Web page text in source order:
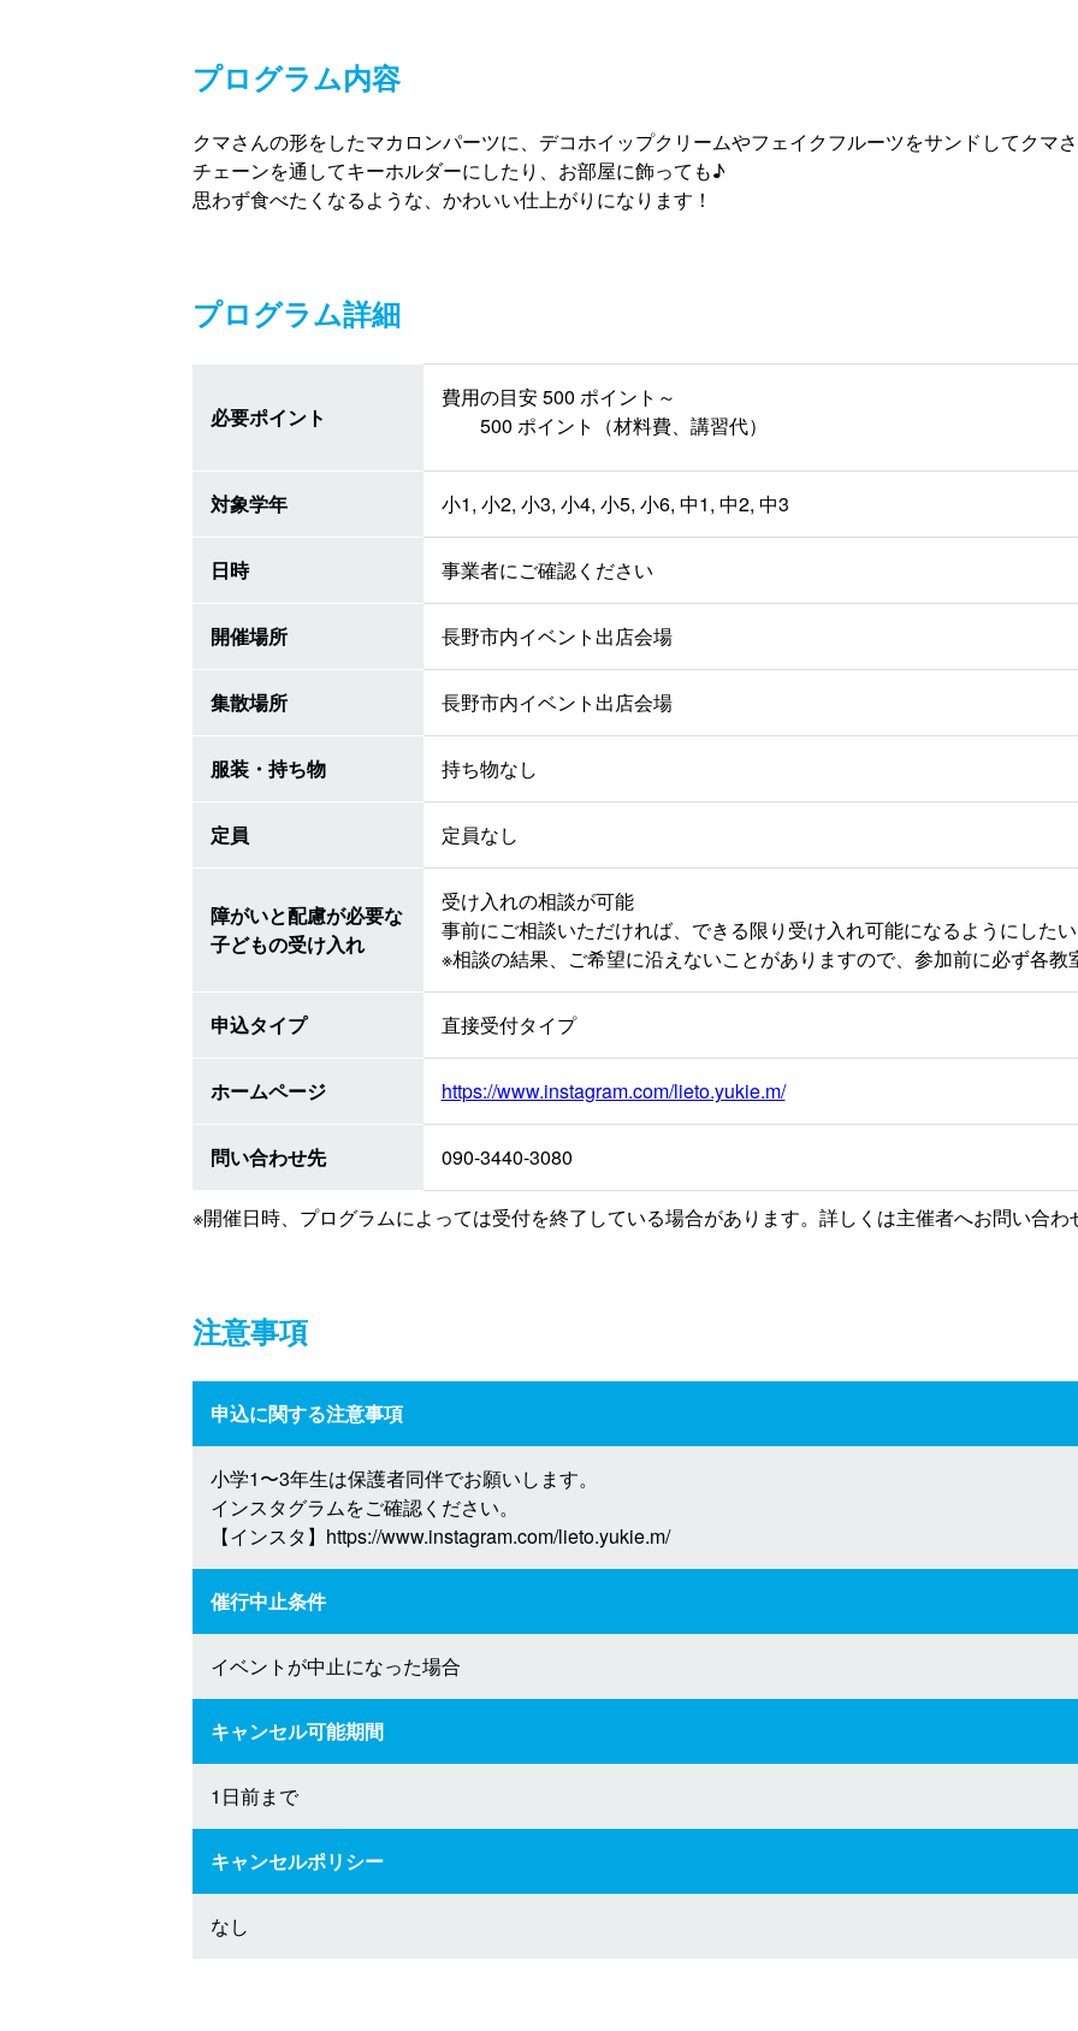
プログラム内容
クマさんの形をしたマカロンパーツに、デコホイップクリームやフェイクフルーツをサンドしてクマさ
チェーンを通してキーホルダーにしたり、お部屋に飾っても♪
思わず食べたくなるような、かわいい仕上がりになります！
プログラム詳細
必要ポイント
費用の目安 500 ポイント～
500 ポイント（材料費、講習代）
対象学年 小1, 小2, 小3, 小4, 小5, 小6, 中1, 中2, 中3
日時 事業者にご確認ください
開催場所 長野市内イベント出店会場
集散場所 長野市内イベント出店会場
服装・持ち物 持ち物なし
定員 定員なし
障がいと配慮が必要な
子どもの受け入れ
受け入れの相談が可能
事前にご相談いただければ、できる限り受け入れ可能になるようにした
※相談の結果、ご希望に沿えないことがありますので、参加前に必ず各教
申込タイプ 直接受付タイプ
ホームページ https://www.instagram.com/lieto.yukie.m/
問い合わせ先 090-3440-3080
※開催日時、プログラムによっては受付を終了している場合があります。詳しくは主催者へお問い合わ
注意事項
申込に関する注意事項
小学1〜3年生は保護者同伴でお願いします。
インスタグラムをご確認ください。
【インスタ】https://www.instagram.com/lieto.yukie.m/
催行中止条件
イベントが中止になった場合
キャンセル可能期間
1日前まで
キャンセルポリシー
なし